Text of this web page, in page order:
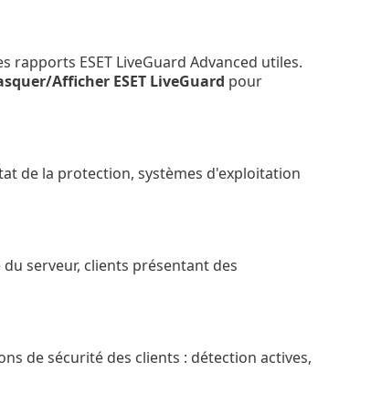
rapports ESET LiveGuard Advanced utiles.
Afficher ESET LiveGuard pour
de la protection, systèmes d'exploitation
du serveur, clients présentant des
de sécurité des clients : détection actives,